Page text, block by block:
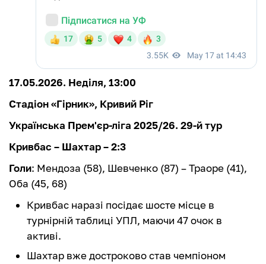
17.05.2026. Неділя, 13:00
Стадіон «Гірник», Кривий Ріг
Українська Прем'єр-ліга 2025/26. 29-й тур
Кривбас – Шахтар – 2:3
Голи: Мендоза (58), Шевченко (87) – Траоре (41),
Оба (45, 68)
Кривбас наразі посідає шосте місце в
турнірній таблиці УПЛ, маючи 47 очок в
активі.
Шахтар вже достроково став чемпіоном